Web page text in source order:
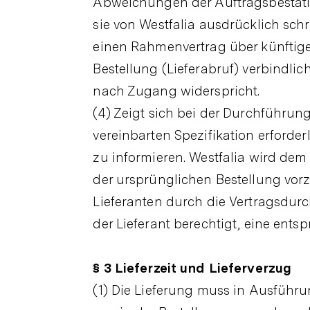
sie von Westfalia ausdrücklich
einen Rahmenvertrag über
Bestellung (Lieferabruf)
nach Zugang widerspricht.
(4) Zeigt sich bei der
vereinbarten Spezifikation
zu informieren. Westfalia wird
der ursprünglichen Bestellung
Lieferanten durch die
der Lieferant berechtigt, eine
§ 3 Lieferzeit und Lieferverzug
(1) Die Lieferung muss in